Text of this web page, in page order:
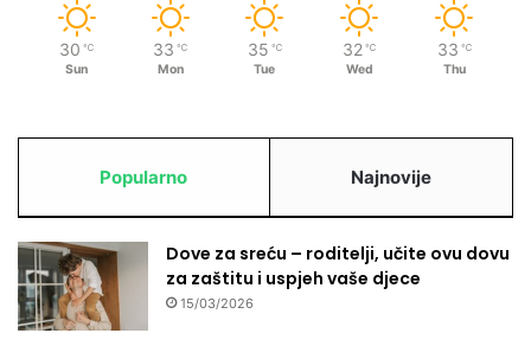
30 ℃
Sun
33 ℃
Mon
35 ℃
Tue
32 ℃
Wed
33 ℃
Thu
Popularno Najnovije
Dove za sreću – roditelji, učite ovu dovu
za zaštitu i uspjeh vaše djece
15/03/2026